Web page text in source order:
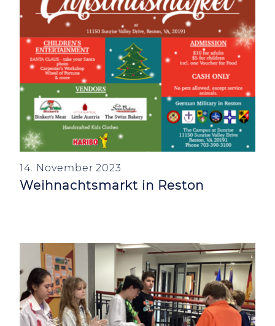
14. November 2023
Weihnachtsmarkt in Reston